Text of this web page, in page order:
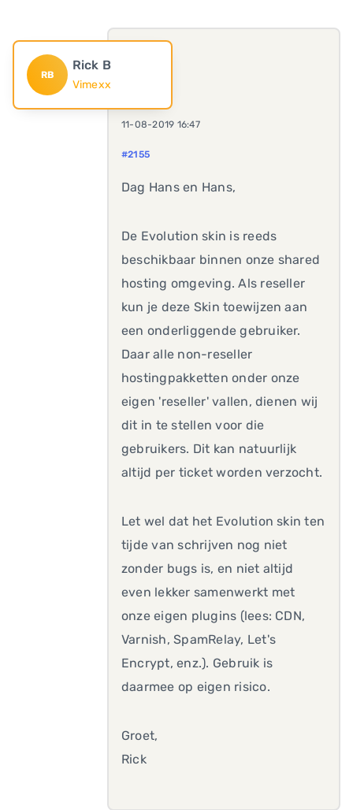
RB
Rick B
Vimexx
11-08-2019 16:47
#2155
Dag Hans en Hans,
De Evolution skin is reeds
beschikbaar binnen onze shared
hosting omgeving. Als reseller
kun je deze Skin toewijzen aan
een onderliggende gebruiker.
Daar alle non-reseller
hostingpakketten onder onze
eigen 'reseller' vallen, dienen wij
dit in te stellen voor die
gebruikers. Dit kan natuurlijk
altijd per ticket worden verzocht.
Let wel dat het Evolution skin ten
tijde van schrijven nog niet
zonder bugs is, en niet altijd
even lekker samenwerkt met
onze eigen plugins (lees: CDN,
Varnish, SpamRelay, Let's
Encrypt, enz.). Gebruik is
daarmee op eigen risico.
Groet,
Rick